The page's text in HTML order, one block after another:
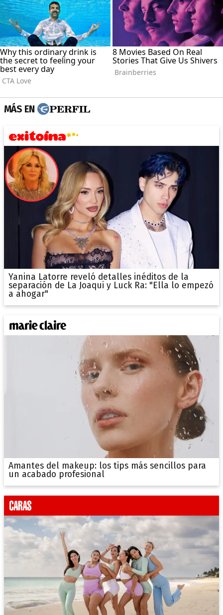
MÁS EN
Yanina Latorre reveló detalles inéditos de la
separación de La Joaqui y Luck Ra: "Ella lo empezó
a ahogar"
Amantes del makeup: los tips más sencillos para
un acabado profesional